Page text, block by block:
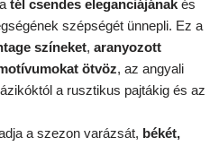
tél csendes eleganciájának és
szépségét ünnepli. Ez a
színeket, aranyozott
ötvöz, az angyali
a rusztikus pajtákig és az
a szezon varázsát, békét,